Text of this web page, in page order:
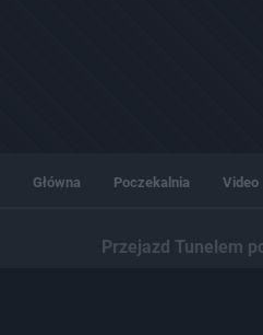
Główna Poczekalnia Video
Przejazd Tunelem